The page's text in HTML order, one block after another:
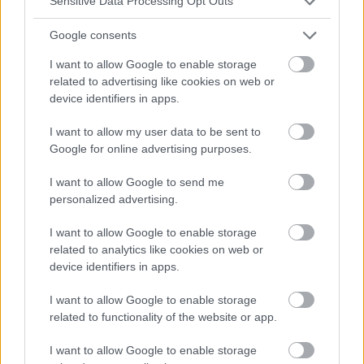
Google consents
I want to allow Google to enable storage
related to advertising like cookies on web or
device identifiers in apps.
I want to allow my user data to be sent to
Google for online advertising purposes.
I want to allow Google to send me
personalized advertising.
I want to allow Google to enable storage
related to analytics like cookies on web or
device identifiers in apps.
I want to allow Google to enable storage
related to functionality of the website or app.
I want to allow Google to enable storage
Papillomes laryngés chez l'enfant - qu'est-ce que c'est
et comment s'en prémunir ?
Les papillomes laryngés de l'enfant sont des structures
pathologiques dont la forte tendance à croître menace
L'infection peut se faire par voie...